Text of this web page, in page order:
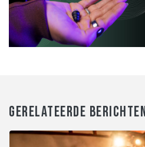
GERELATEERDE BERICHTEN